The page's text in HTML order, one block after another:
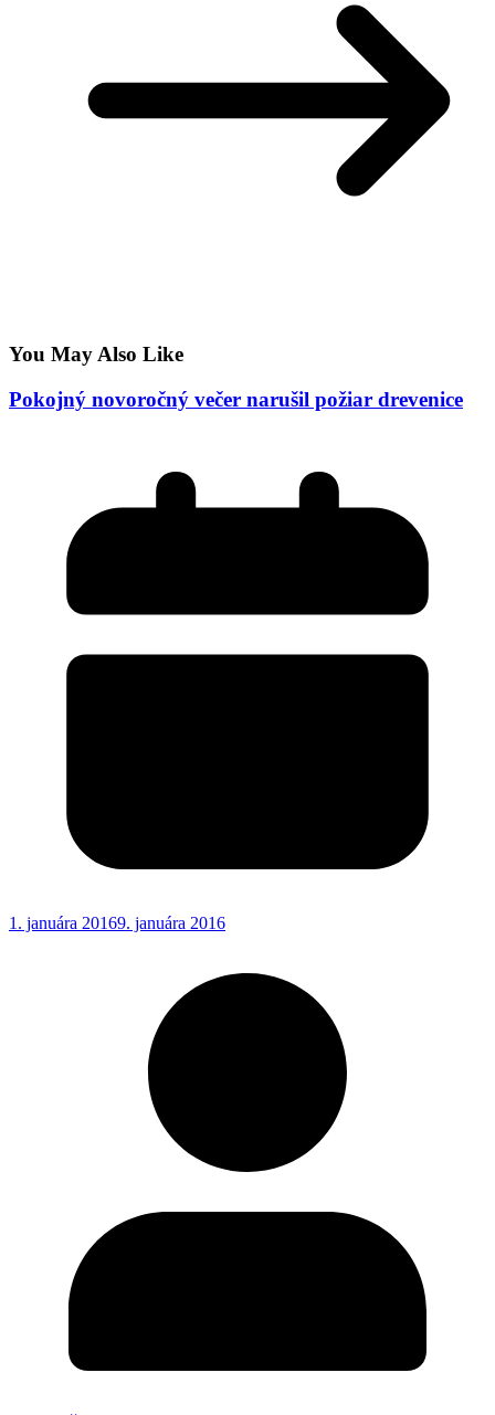
You May Also Like
Pokojný novoročný večer narušil požiar drevenice
1. januára 20169. januára 2016